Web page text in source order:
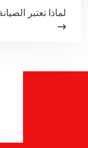
لماذا تعتبر